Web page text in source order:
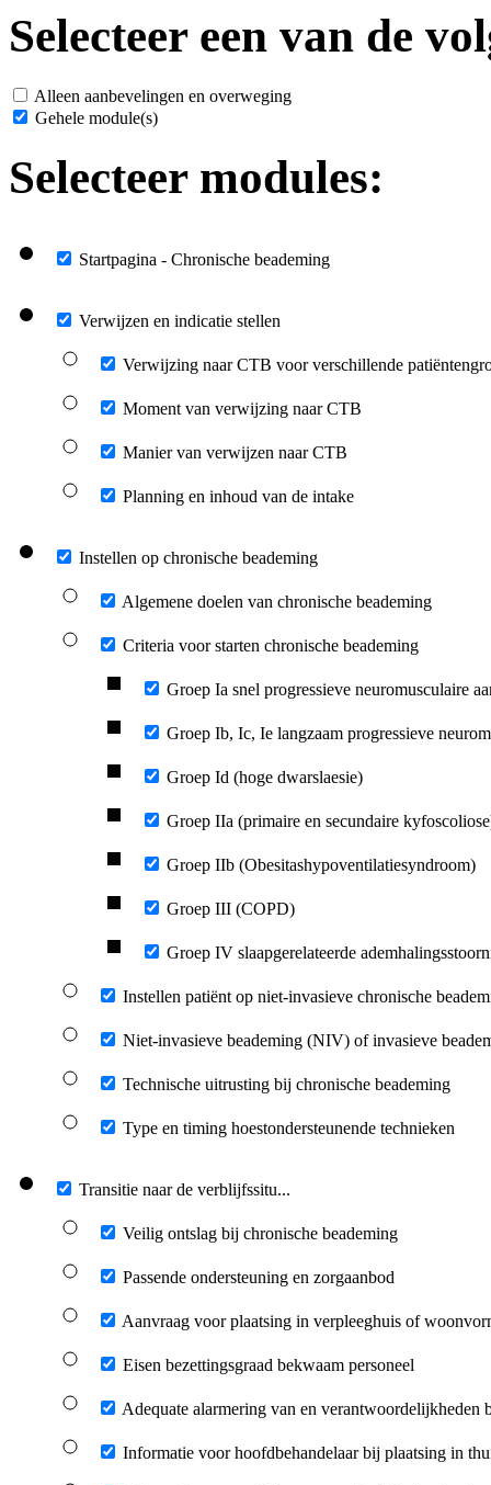
Selecteer een van de
Alleen aanbevelingen en overweging
Gehele module(s)
Selecteer modules:
Startpagina - Chronische beademing
Verwijzen en indicatie stellen
Verwijzing naar CTB voor verschillende
Moment van verwijzing naar CTB
Manier van verwijzen naar CTB
Planning en inhoud van de intake
Instellen op chronische beademing
Algemene doelen van chronische beademing
Criteria voor starten chronische beademing
Groep Ia snel progressieve neuromusculaire
Groep Ib, Ic, Ie langzaam progressieve
Groep Id (hoge dwarslaesie)
Groep IIa (primaire en secundaire
Groep IIb (Obesitashypoventilatiesyndroom)
Groep III (COPD)
Groep IV slaapgerelateerde
Instellen patiënt op niet-invasieve chronische
Niet-invasieve beademing (NIV) of invasieve
Technische uitrusting bij chronische beademing
Type en timing hoestondersteunende technieken
Transitie naar de verblijfssitu...
Veilig ontslag bij chronische beademing
Passende ondersteuning en zorgaanbod
Aanvraag voor plaatsing in verpleeghuis of
Eisen bezettingsgraad bekwaam personeel
Adequate alarmering van en verantwoordelijkheden
Informatie voor hoofdbehandelaar bij plaatsing in